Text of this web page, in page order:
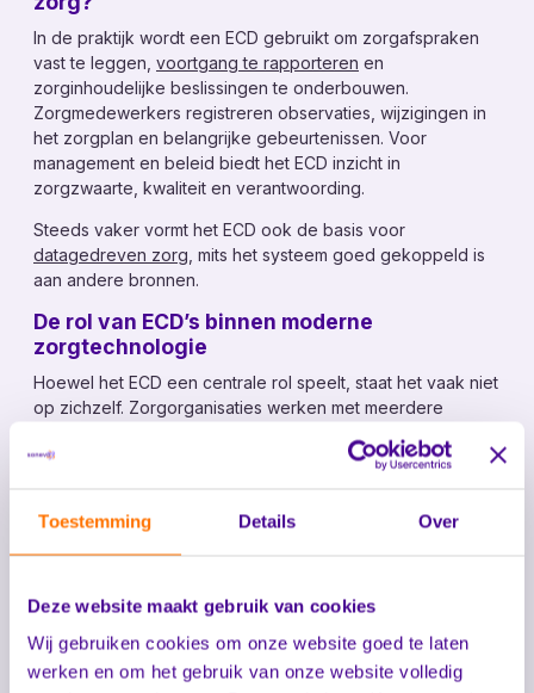
Toestemming Details Over
Deze website maakt gebruik van cookies
Wij gebruiken cookies om onze website goed te laten
werken en om het gebruik van onze website volledig
Contact
Over ons
Werken bij
In de praktijk wordt een ECD gebruikt om zorgafspraken
vast te leggen, voortgang te rapporteren en
zorginhoudelijke beslissingen te onderbouwen.
Zorgmedewerkers registreren observaties, wijzigingen in
het zorgplan en belangrijke gebeurtenissen. Voor
management en beleid biedt het ECD inzicht in
zorgzwaarte, kwaliteit en verantwoording.
Steeds vaker vormt het ECD ook de basis voor
datagedreven zorg , mits het systeem goed gekoppeld is
aan andere bronnen.
De rol van ECD’s binnen moderne
zorgtechnologie
Hoewel het ECD een centrale rol speelt, staat het vaak niet
op zichzelf. Zorgorganisaties werken met meerdere
en dashboards. Wanneer deze systemen los van elkaar
Hier ligt de kracht van applicatie-integratie. Door het ECD
overzicht en efficiëntie. Data hoeft niet dubbel te worden
informatie op het juiste moment.